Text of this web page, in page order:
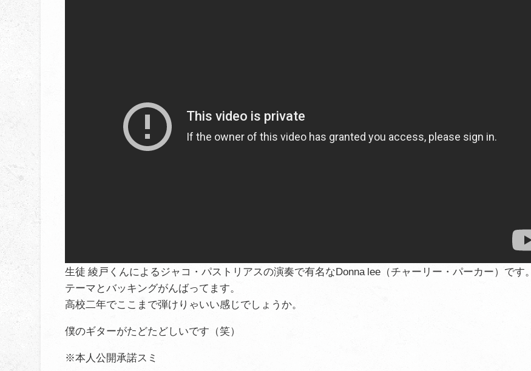
生徒 綾戸くんによるジャコ・パストリアスの演奏で有名なDonna lee（チャーリー・パーカー）です。
テーマとバッキングがんばってます。
高校二年でここまで弾けりゃいい感じでしょうか。
僕のギターがたどたどしいです（笑）
※本人公開承諾スミ